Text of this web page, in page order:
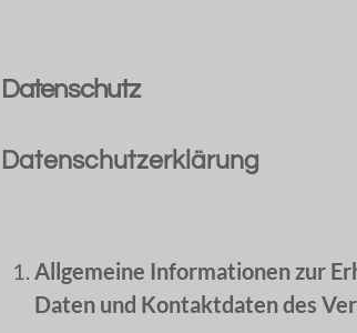
Datenschutz
Datenschutzerklärung
Allgemeine Informationen zur
Daten und Kontaktdaten des